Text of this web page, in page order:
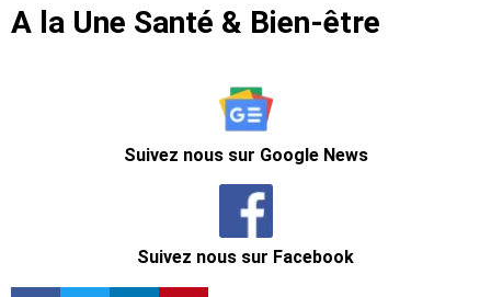
A la Une Santé & Bien-être
Suivez nous sur Google News
Suivez nous sur Facebook